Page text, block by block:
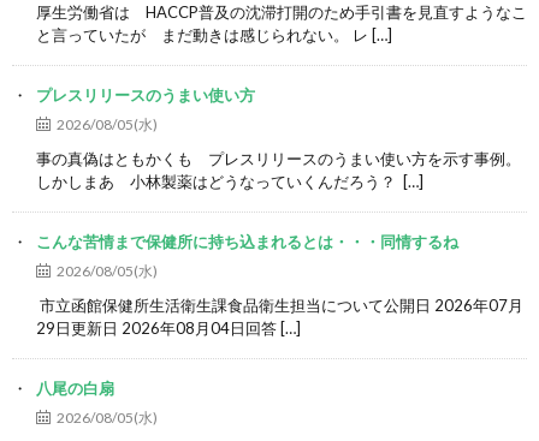
厚生労働省は HACCP普及の沈滞打開のため手引書を見直すようなこ
と言っていたが まだ動きは感じられない。 レ […]
プレスリリースのうまい使い方
2026/08/05(水)
事の真偽はともかくも プレスリリースのうまい使い方を示す事例。
しかしまあ 小林製薬はどうなっていくんだろう？ […]
こんな苦情まで保健所に持ち込まれるとは・・・同情するね
2026/08/05(水)
市立函館保健所生活衛生課食品衛生担当について公開日 2026年07月
29日更新日 2026年08月04日回答 […]
八尾の白扇
2026/08/05(水)